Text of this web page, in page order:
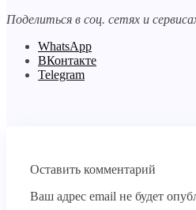
Поделиться в соц. сетях и
WhatsApp
ВКонтакте
Telegram
Оставить комментарий
Ваш адрес email не будет